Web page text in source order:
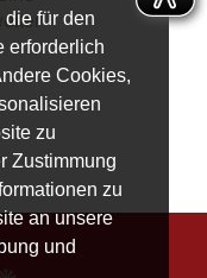
die für den
erforderlich
Cookies,
zu
Zustimmung
zu
an unsere
und